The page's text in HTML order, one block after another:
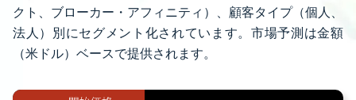
クト、ブローカー・アフィニティ）、顧客タイプ（個人、
法人）別にセグメント化されています。市場予測は金額
（米ドル）ベースで提供されます。